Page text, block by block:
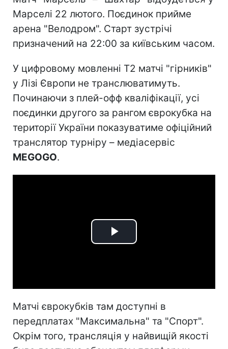
Марселі 22 лютого. Поєдинок прийме
арена "Велодром". Старт зустрічі
призначений на 22:00 за київським часом.
У цифровому мовленні Т2 матчі "гірників"
у Лізі Європи не транслюватимуть.
Починаючи з плей-офф кваліфікації, усі
поєдинки другого за рангом єврокубка на
території України показуватиме офіційний
транслятор турніру – медіасервіс
MEGOGO.
Play
Матчі єврокубків там доступні в
передплатах "Максимальна" та "Спорт".
Окрім того, трансляція у найвищій якості